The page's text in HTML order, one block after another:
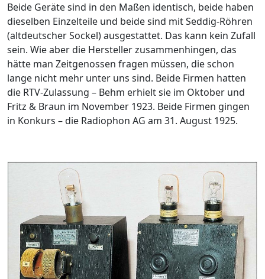
Beide Geräte sind in den Maßen identisch, beide haben
dieselben Einzelteile und beide sind mit Seddig-Röhren
(altdeutscher Sockel) ausgestattet. Das kann kein Zufall
sein. Wie aber die Hersteller zusammenhingen, das
hätte man Zeitgenossen fragen müssen, die schon
lange nicht mehr unter uns sind. Beide Firmen hatten
die RTV-Zulassung – Behm erhielt sie im Oktober und
Fritz & Braun im November 1923. Beide Firmen gingen
in Konkurs – die Radiophon AG am 31. August 1925.